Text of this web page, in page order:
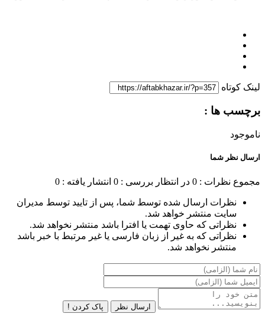
لینک کوتاه
برچسب ها :
ناموجود
ارسال نظر شما
مجموع نظرات : 0 در انتظار بررسی : 0 انتشار یافته : 0
نظرات ارسال شده توسط شما، پس از تایید توسط مدیران
سایت منتشر خواهد شد.
نظراتی که حاوی تهمت یا افترا باشد منتشر نخواهد شد.
نظراتی که به غیر از زبان فارسی یا غیر مرتبط با خبر باشد
منتشر نخواهد شد.
ارسال نظر پاک کردن !